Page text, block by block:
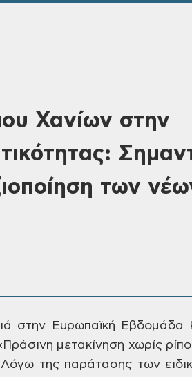
Χανίων στην
των
στην Ευρωπαϊκή Εβδομάδα
μετακίνηση χωρίς
τηςπαράτασης των